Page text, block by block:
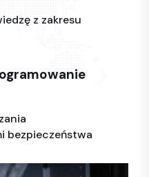
z zakresu
bezpieczeństwa